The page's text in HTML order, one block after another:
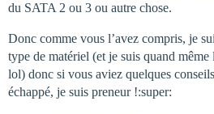
du SATA 2 ou 3 ou autre chose.
Donc comme vous l’avez compris, je
type de matériel (et je suis quand
lol) donc si vous aviez quelques
échappé, je suis preneur !:super: